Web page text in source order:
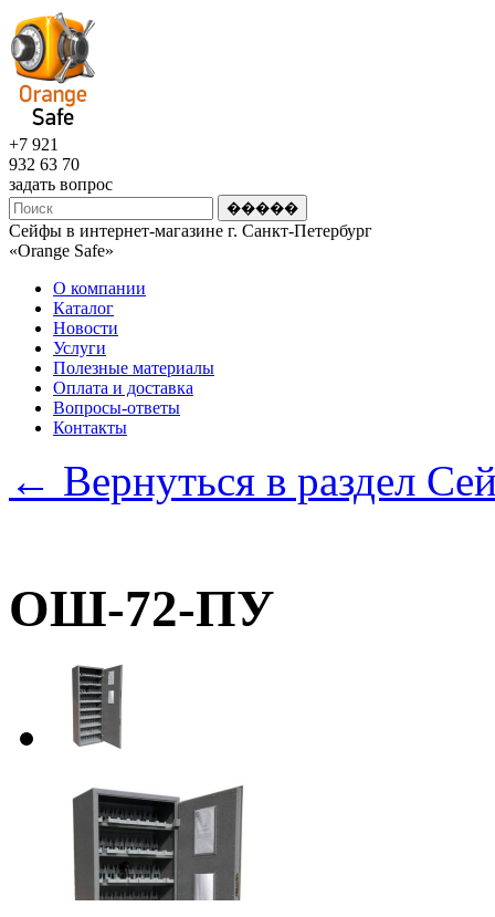
+7 921
932 63 70
задать вопрос
Сейфы в интернет-магазине г. Санкт-Петербург
«Оrange Safe»
О компании
Каталог
Новости
Услуги
Полезные материалы
Оплата и доставка
Вопросы-ответы
Контакты
← Вернуться в раздел
ОШ-72-ПУ